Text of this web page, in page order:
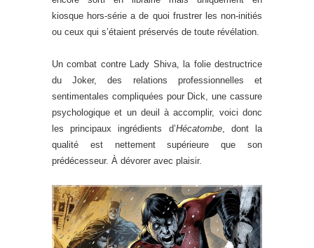
kiosque hors-série a de quoi frustrer les non-initiés
ou ceux qui s’étaient préservés de toute révélation.
Un combat contre Lady Shiva, la folie destructrice
du Joker, des relations professionnelles et
sentimentales compliquées pour Dick, une cassure
psychologique et un deuil à accomplir, voici donc
les principaux ingrédients d’Hécatombe, dont la
qualité est nettement supérieure que son
prédécesseur. À dévorer avec plaisir.